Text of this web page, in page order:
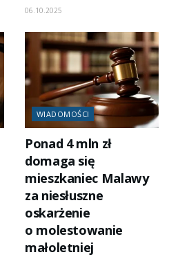
06.10.2025
WIADOMOŚCI
Ponad 4 mln zł
domaga się
mieszkaniec Malawy
za niesłuszne
oskarżenie
o molestowanie
małoletniej